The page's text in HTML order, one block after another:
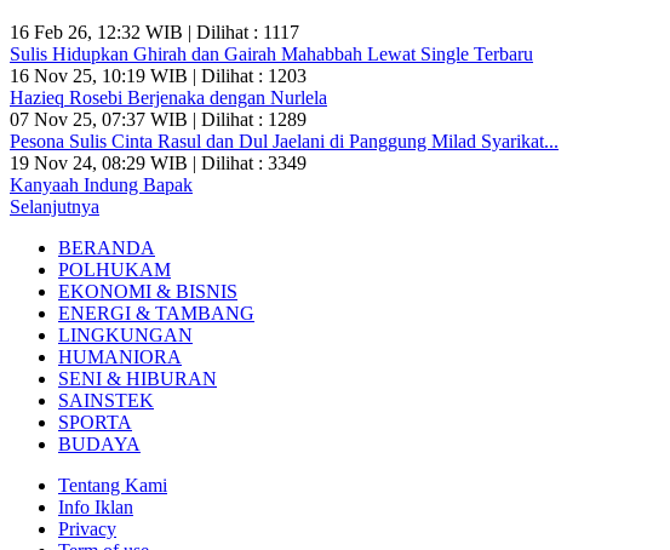
16 Feb 26, 12:32 WIB | Dilihat : 1117
Sulis Hidupkan Ghirah dan Gairah Mahabbah Lewat Single Terbaru
16 Nov 25, 10:19 WIB | Dilihat : 1203
Hazieq Rosebi Berjenaka dengan Nurlela
07 Nov 25, 07:37 WIB | Dilihat : 1289
Pesona Sulis Cinta Rasul dan Dul Jaelani di Panggung Milad Syarikat...
19 Nov 24, 08:29 WIB | Dilihat : 3349
Kanyaah Indung Bapak
Selanjutnya
BERANDA
POLHUKAM
EKONOMI & BISNIS
ENERGI & TAMBANG
LINGKUNGAN
HUMANIORA
SENI & HIBURAN
SAINSTEK
SPORTA
BUDAYA
Tentang Kami
Info Iklan
Privacy